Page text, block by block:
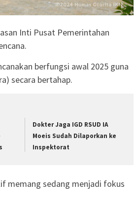
Inti Pusat Pemerintahan
berfungsi awal 2025 guna
secara bertahap.
Dokter Jaga IGD RSUD IA
Moeis Sudah Dilaporkan ke
Inspektorat
memang sedang menjadi fokus